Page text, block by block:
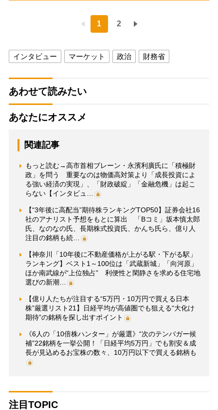
1 2
インタビュー マーケット 政治 財務省
あわせて読みたい
あなたにオススメ
関連記事
もっと読む→高市首相ブレーン・永濱利廣氏に「積極財
政」を問う 重要なのは物価高対策より「成長投資によ
る強い経済の実現」、「財政破綻」「金融危機」は起こ
らない【インタビュ…
【“3年後に高配当”期待株ランキングTOP50】証券会社16
社のアナリスト予想をもとに算出 「Bコミ」坂本慎太郎
氏、なのなの氏、長期株式投資氏、かんち氏ら、億り人
注目の銘柄も続…
【神奈川「10年後に不動産価格が上がる駅・下がる駅」
ランキング】ベスト1～100位は「武蔵新城」「向河原」
ほか南武線が“上位独占” 利便性と閑静さを求める住宅地
選びの新潮…
【億り人たちが注目する“5万円・10万円で買える日本
株”厳選リスト21】日経平均が高値圏でも狙える“大化け
期待”の銘柄を探し出すポイント
《6人の「10倍株ハンター」が厳選》“次のテンバガー候
補”22銘柄を一挙公開！「日経平均5万円」でも割安＆成
長が見込めるお宝株の数々、10万円以下で買える銘柄も
注目TOPIC